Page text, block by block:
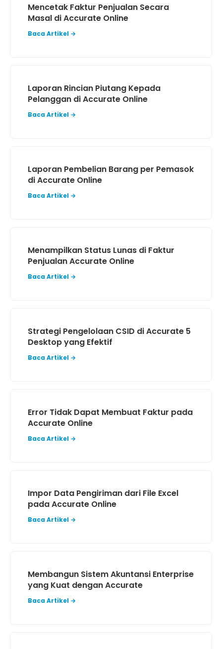
Mencetak Faktur Penjualan Secara
Masal di Accurate Online
Baca Artikel →
Laporan Rincian Piutang Kepada
Pelanggan di Accurate Online
Baca Artikel →
Laporan Pembelian Barang per Pemasok
di Accurate Online
Baca Artikel →
Menampilkan Status Lunas di Faktur
Penjualan Accurate Online
Baca Artikel →
Strategi Pengelolaan CSID di Accurate 5
Desktop yang Efektif
Baca Artikel →
Error Tidak Dapat Membuat Faktur pada
Accurate Online
Baca Artikel →
Impor Data Pengiriman dari File Excel
pada Accurate Online
Baca Artikel →
Membangun Sistem Akuntansi Enterprise
yang Kuat dengan Accurate
Baca Artikel →